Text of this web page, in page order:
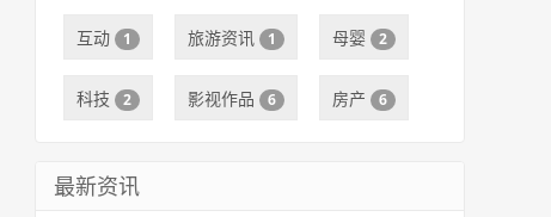
互动 1 旅游资讯 1 母婴 2
科技 2 影视作品 6 房产 6
最新资讯